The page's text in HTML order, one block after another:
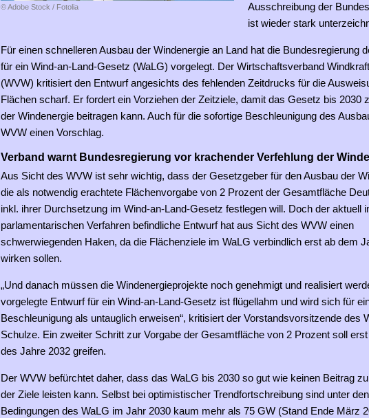
© Adobe Stock / Fotolia
Ausschreibung der
ist wieder stark
Für einen schnelleren Ausbau der Windenergie an Land hat die Bundesregierung
für ein Wind-an-Land-Gesetz (WaLG) vorgelegt. Der Wirtschaftsverband
(WVW) kritisiert den Entwurf angesichts des fehlenden Zeitdrucks für die
Flächen scharf. Er fordert ein Vorziehen der Zeitziele, damit das Gesetz bis 2030
der Windenergie beitragen kann. Auch für die sofortige Beschleunigung des
WVW einen Vorschlag.
Verband warnt Bundesregierung vor krachender Verfehlung der
Aus Sicht des WVW ist sehr wichtig, dass der Gesetzgeber für den Ausbau der
die als notwendig erachtete Flächenvorgabe von 2 Prozent der Gesamtfläche
inkl. ihrer Durchsetzung im Wind-an-Land-Gesetz festlegen will. Doch der aktuell
parlamentarischen Verfahren befindliche Entwurf hat aus Sicht des WVW einen
schwerwiegenden Haken, da die Flächenziele im WaLG verbindlich erst ab dem
wirken sollen.
„Und danach müssen die Windenergieprojekte noch genehmigt und realisiert
vorgelegte Entwurf für ein Wind-an-Land-Gesetz ist flügellahm und wird sich für
Beschleunigung als untauglich erweisen“, kritisiert der Vorstandsvorsitzende des
Schulze. Ein zweiter Schritt zur Vorgabe der Gesamtfläche von 2 Prozent soll
des Jahre 2032 greifen.
Der WVW befürchtet daher, dass das WaLG bis 2030 so gut wie keinen Beitrag
der Ziele leisten kann. Selbst bei optimistischer Trendfortschreibung sind unter den
Bedingungen des WaLG im Jahr 2030 kaum mehr als 75 GW (Stand Ende März